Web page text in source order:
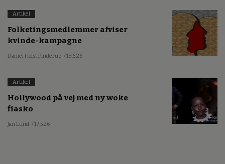
Artikel
Folketingsmedlemmer afviser
kvinde-kampagne
Daniel Holst Pinderup / 13.5.26
Artikel
Hollywood på vej med ny woke
fiasko
Jan Lund / 17.5.26